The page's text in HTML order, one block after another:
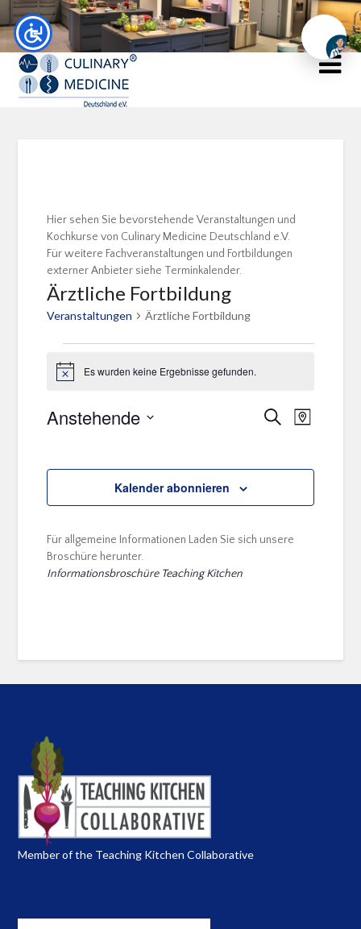
Hier sehen Sie bevorstehende Veranstaltungen und
Kochkurse von Culinary Medicine Deutschland e.V.
Für weitere Fachveranstaltungen und Fortbildungen
externer Anbieter siehe Terminkalender.
Ärztliche Fortbildung
Veranstaltungen Ärztliche Fortbildung
HinweisEs wurden keine Ergebnisse gefunden.
Navigation
Suche
Karte
Anstehende
Kalender abonnieren
Für allgemeine Informationen Laden Sie sich unsere
Broschüre herunter.
Informationsbroschüre Teaching Kitchen
Member of the Teaching Kitchen Collaborative
Chat